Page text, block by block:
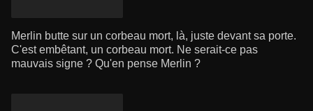
Merlin butte sur un corbeau mort, là, juste devant sa porte.
C'est embêtant, un corbeau mort. Ne serait-ce pas
mauvais signe ? Qu'en pense Merlin ?